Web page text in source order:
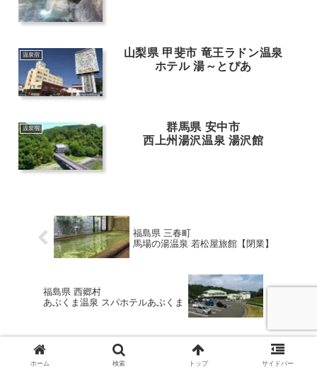
温泉宿
山梨県 甲斐市 竜王ラドン温泉
ホテル 湯～とぴあ
温泉宿
群馬県 安中市
西上州湯沢温泉 湯沢館
福島県 三春町
馬場の湯温泉 若松屋旅館【閉業】
福島県 西郷村
あぶくま温泉 スパホテルあぶくま
ホーム 検索 トップ サイドバー